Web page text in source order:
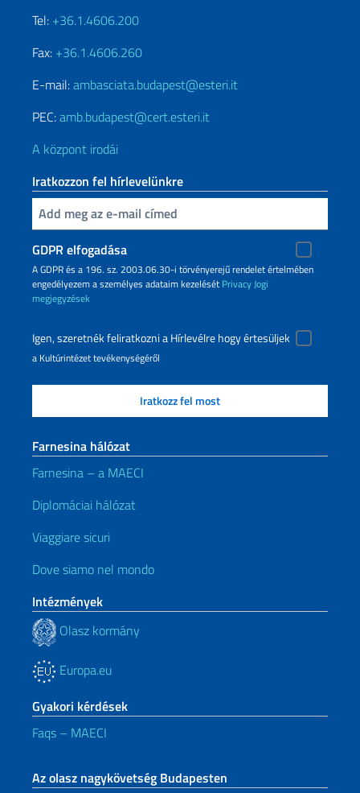
Tel: +36.1.4606.200
Fax: +36.1.4606.260
E-mail:ambasciata.budapest@esteri.it
PEC:amb.budapest@cert.esteri.it
A központ irodái
Iratkozzon fel hírlevelünkre
Inserisci la tua email
GDPR elfogadása
A GDPR és a 196. sz. 2003.06.30-i törvényerejű rendelet értelmében
engedélyezem a személyes adataim kezelését Privacy Jogi
megjegyzések
Igen, szeretnék feliratkozni a Hírlevélre hogy értesüljek
a Kultúrintézet tevékenységéről
Farnesina hálózat
Farnesina – a MAECI
Diplomáciai hálózat
Viaggiare sicuri
Dove siamo nel mondo
Intézmények
Olasz kormány
Europa.eu
Gyakori kérdések
Faqs – MAECI
Az olasz nagykövetség Budapesten